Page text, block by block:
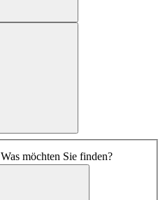
Was möchten Sie finden?